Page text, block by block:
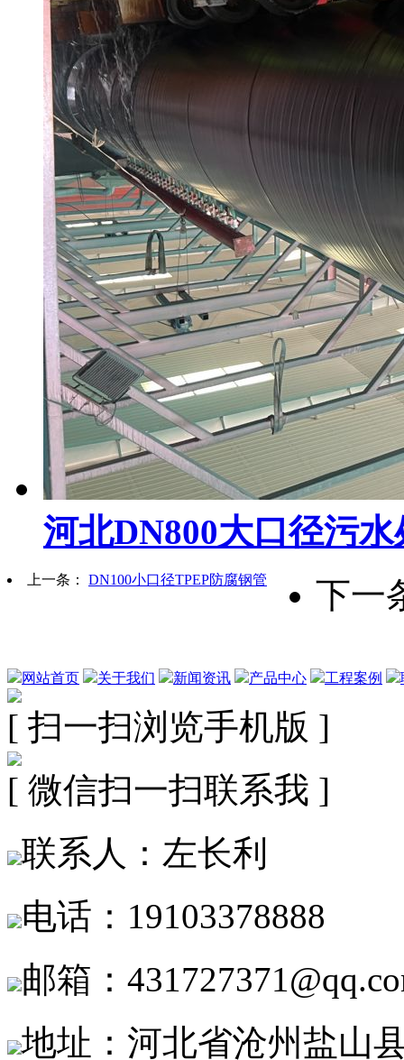
河北DN800大口径污
上一条： DN100小口径TPEP防腐钢管 下一
网站首页 关于我们 新闻资讯 产品中心 工程案例
[ 扫一扫浏览手机版 ]
[ 微信扫一扫联系我 ]
联系人：左长利
电话：19103378888
邮箱：
地址：河北省沧州盐山